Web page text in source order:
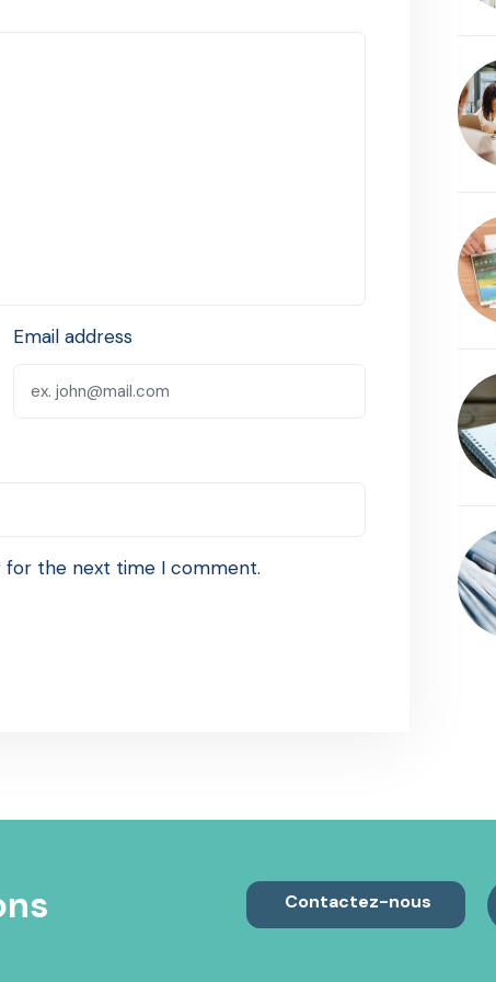
Email address
for the next time I comment.
Contactez-nous